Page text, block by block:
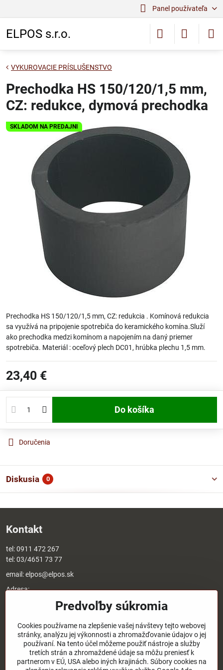
Panel používateľa
ELPOS s.r.o.
SKLADOM NA PREDAJNI
VYKUROVACIE PRÍSLUŠENSTVO
Prechodka HS 150/120/1,5 mm,
CZ: redukce, dymová prechodka
Prechodka HS 150/120/1,5 mm, CZ: redukcia . Komínová redukcia
sa využívá na pripojenie spotrebiča do keramického komína.Služí
ako prechodka medzi komínom a napojením na daný priemer
spotrebiča. Materiál : oceľový plech DC01, hrúbka plechu 1,5 mm.
23,40 €
Do košíka
Doručenia
Diskusia 0
Kontakt
tel:0911 472 267
tel:03/4651 73 77
email:elpos@elpos.sk
Adresa:
Štefánikova 1470/50c
Otváracie hodiny:
8:00 - 17:00 pondelok - piatok
8:00 - 12:00 sobota
Nedeľa - zatvorené
Predvoľby súkromia
Cookies používame na zlepšenie vašej návštevy tejto webovej
stránky, analýzu jej výkonnosti a zhromažďovanie údajov o jej
používaní. Na tento účel môžeme použiť nástroje a služby
tretích strán a zhromaždené údaje sa môžu preniesť k
partnerom v EÚ, USA alebo iných krajinách. Súbory cookies na